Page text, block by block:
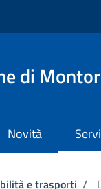
di
Novità
e trasporti /